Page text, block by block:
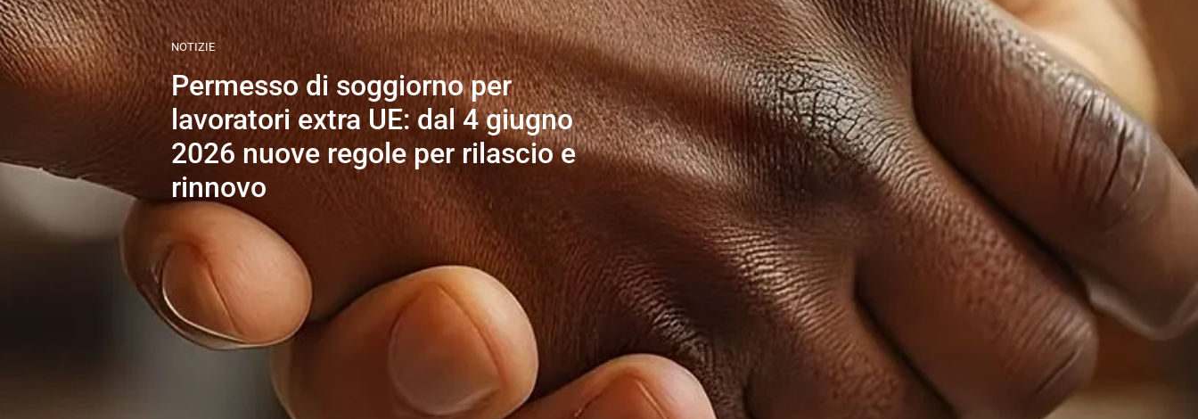
NOTIZIE
Permesso di soggiorno per
lavoratori extra UE: dal 4 giugno
2026 nuove regole per rilascio e
rinnovo